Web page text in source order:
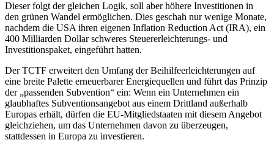
Dieser folgt der gleichen Logik, soll aber höhere Investitionen in
den grünen Wandel ermöglichen. Dies geschah nur wenige Monate,
nachdem die USA ihren eigenen Inflation Reduction Act (IRA), ein
400 Milliarden Dollar schweres Steuererleichterungs- und
Investitionspaket, eingeführt hatten.
Der TCTF erweitert den Umfang der Beihilfeerleichterungen auf
eine breite Palette erneuerbarer Energiequellen und führt das Prinzip
der „passenden Subvention“ ein: Wenn ein Unternehmen ein
glaubhaftes Subventionsangebot aus einem Drittland außerhalb
Europas erhält, dürfen die EU-Mitgliedstaaten mit diesem Angebot
gleichziehen, um das Unternehmen davon zu überzeugen,
stattdessen in Europa zu investieren.